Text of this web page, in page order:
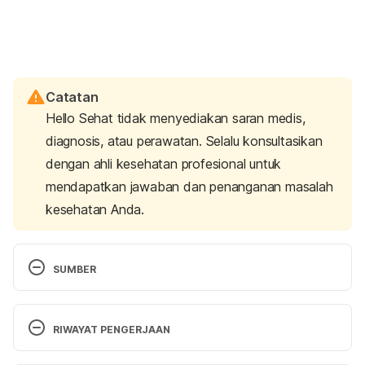
Catatan
Hello Sehat tidak menyediakan saran medis,
diagnosis, atau perawatan. Selalu konsultasikan
dengan ahli kesehatan profesional untuk
mendapatkan jawaban dan penanganan masalah
kesehatan Anda.
SUMBER
https://www.ncbi.nlm.nih.gov/pmc/articles/PMC134
1164/pdf/bmjcred00244-0005.pdf
RIWAYAT PENGERJAAN